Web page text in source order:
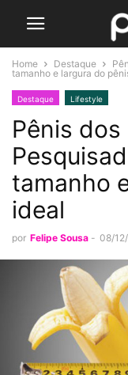
Home Destaque
tamanho e largura do
Destaque Lifestyle
Pênis
tamanho
ideal
por Felipe Sousa - 08/